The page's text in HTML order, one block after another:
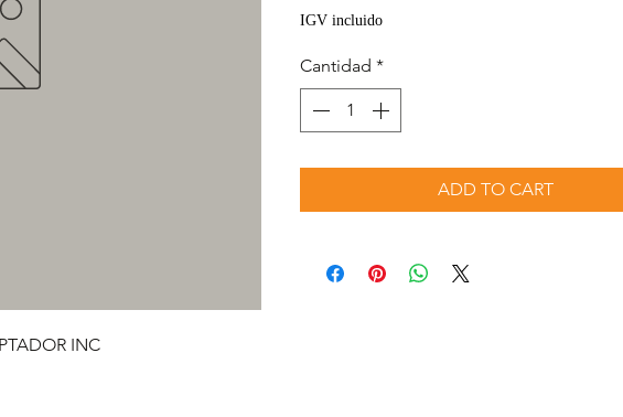
INC
IGV incluido
Cantidad *
ADD TO CART